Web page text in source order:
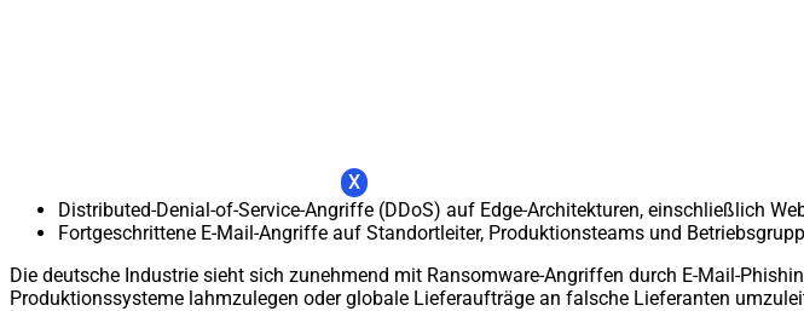
X
Distributed-Denial-of-Service-Angriffe (DDoS) auf Edge-Architekturen, einschließlich
Fortgeschrittene E-Mail-Angriffe auf Standortleiter, Produktionsteams und
Die deutsche Industrie sieht sich zunehmend mit Ransomware-Angriffen durch E-Mail-
Produktionssysteme lahmzulegen oder globale Lieferaufträge an falsche Lieferanten